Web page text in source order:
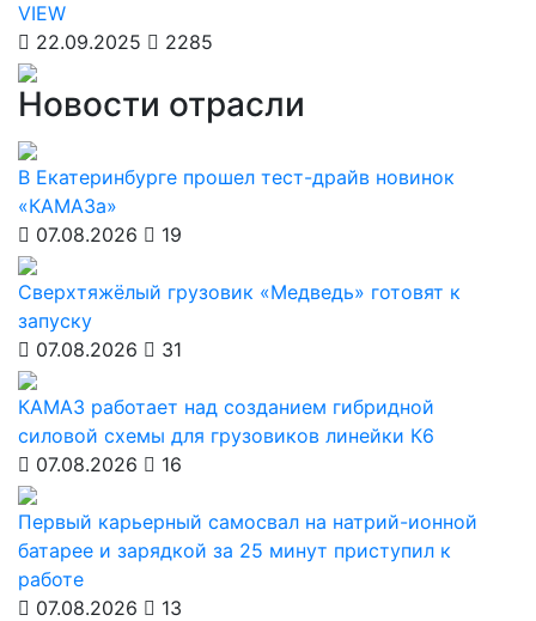
VIEW
22.09.2025
2285
Новости отрасли
В Екатеринбурге прошел тест-драйв новинок
«КАМАЗа»
07.08.2026
19
Сверхтяжёлый грузовик «Медведь» готовят к
запуску
07.08.2026
31
КАМАЗ работает над созданием гибридной
силовой схемы для грузовиков линейки К6
07.08.2026
16
Первый карьерный самосвал на натрий-ионной
батарее и зарядкой за 25 минут приступил к
работе
07.08.2026
13